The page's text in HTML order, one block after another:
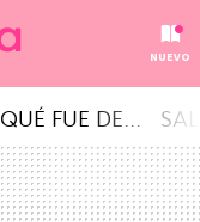
NUEVO
QUÉ FUE DE...